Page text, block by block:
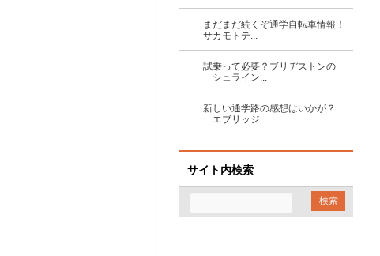
まだまだ続くぞ通学自転車情報！
サカモトテ...
試乗って必要？ブリヂストンの
「シュライン...
新しい通学路の感想はいかが？
「エブリッジ...
サイト内検索